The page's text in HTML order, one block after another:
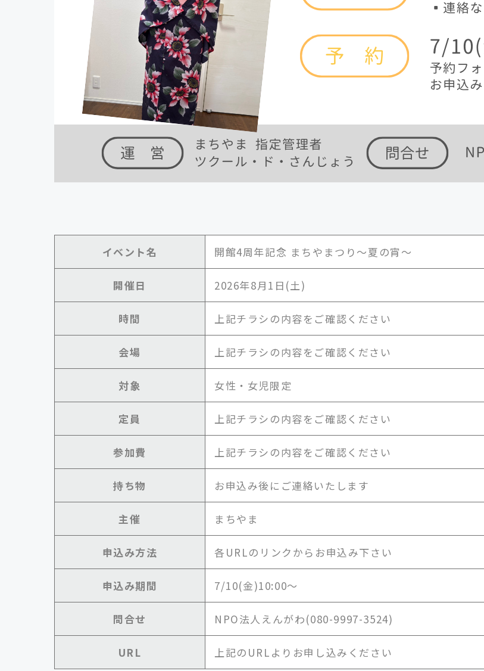
イベント名 開館4周年記念 まちやまつり～夏の宵～
開催日 2026年8月1日(土)
時間 上記チラシの内容をご確認ください
会場 上記チラシの内容をご確認ください
対象 女性・女児限定
定員 上記チラシの内容をご確認ください
参加費 上記チラシの内容をご確認ください
持ち物 お申込み後にご連絡いたします
主催 まちやま
申込み方法 各URLのリンクからお申込み下さい
申込み期間 7/10(金)10:00～
問合せ NPO法人えんがわ(080-9997-3524)
URL 上記のURLよりお申し込みください